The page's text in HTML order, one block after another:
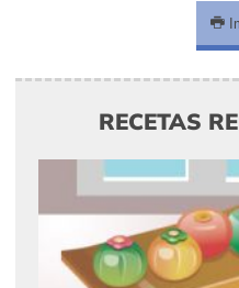
RECETAS